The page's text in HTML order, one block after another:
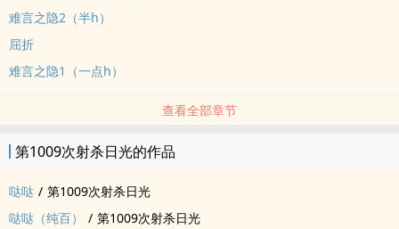
难言之隐2（半h）
屈折
难言之隐1（一点h）
查看全部章节
第1009次射杀日光的作品
哒哒 / 第1009次射杀日光
哒哒（纯百）
/ 第1009次射杀日光